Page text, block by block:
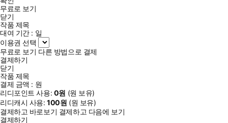
무료로 보기
닫기
작품 제목
대여 기간 : 일
이용권 선택
무료로 보기 다른 방법으로 결제
결제하기
닫기
작품 제목
결제 금액 : 원
리디포인트 사용: 0원 (원 보유)
리디캐시 사용:100원 (원 보유)
결제하고 바로보기 결제하고 다음에 보기
결제하기